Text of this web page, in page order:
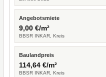
Angebotsmiete
9,00 €/m²
BBSR INKAR, Kreis
Baulandpreis
114,64 €/m²
BBSR INKAR, Kreis